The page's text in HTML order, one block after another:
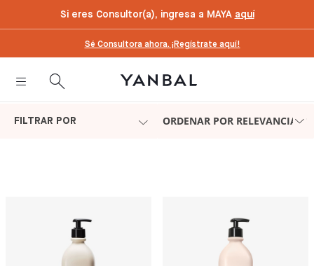
Si eres Consultor(a), ingresa a MAYA aquí
Sé Consultora ahora. ¡Regístrate aquí!
FILTRAR POR ORDENAR POR RELEVANCIA